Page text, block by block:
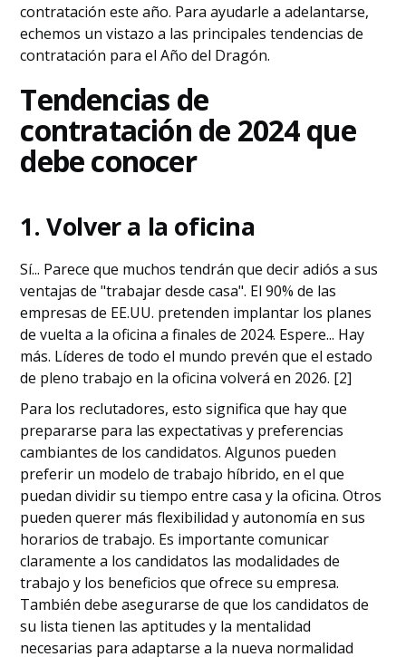
contratación este año. Para ayudarle a adelantarse,
echemos un vistazo a las principales tendencias de
contratación para el Año del Dragón.
Tendencias de
contratación de 2024 que
debe conocer
1. Volver a la oficina
Sí... Parece que muchos tendrán que decir adiós a sus
ventajas de "trabajar desde casa". El 90% de las
empresas de EE.UU. pretenden implantar los planes
de vuelta a la oficina a finales de 2024. Espere... Hay
más. Líderes de todo el mundo prevén que el estado
de pleno trabajo en la oficina volverá en 2026. [2]
Para los reclutadores, esto significa que hay que
prepararse para las expectativas y preferencias
cambiantes de los candidatos. Algunos pueden
preferir un modelo de trabajo híbrido, en el que
puedan dividir su tiempo entre casa y la oficina. Otros
pueden querer más flexibilidad y autonomía en sus
horarios de trabajo. Es importante comunicar
claramente a los candidatos las modalidades de
trabajo y los beneficios que ofrece su empresa.
También debe asegurarse de que los candidatos de
su lista tienen las aptitudes y la mentalidad
necesarias para adaptarse a la nueva normalidad